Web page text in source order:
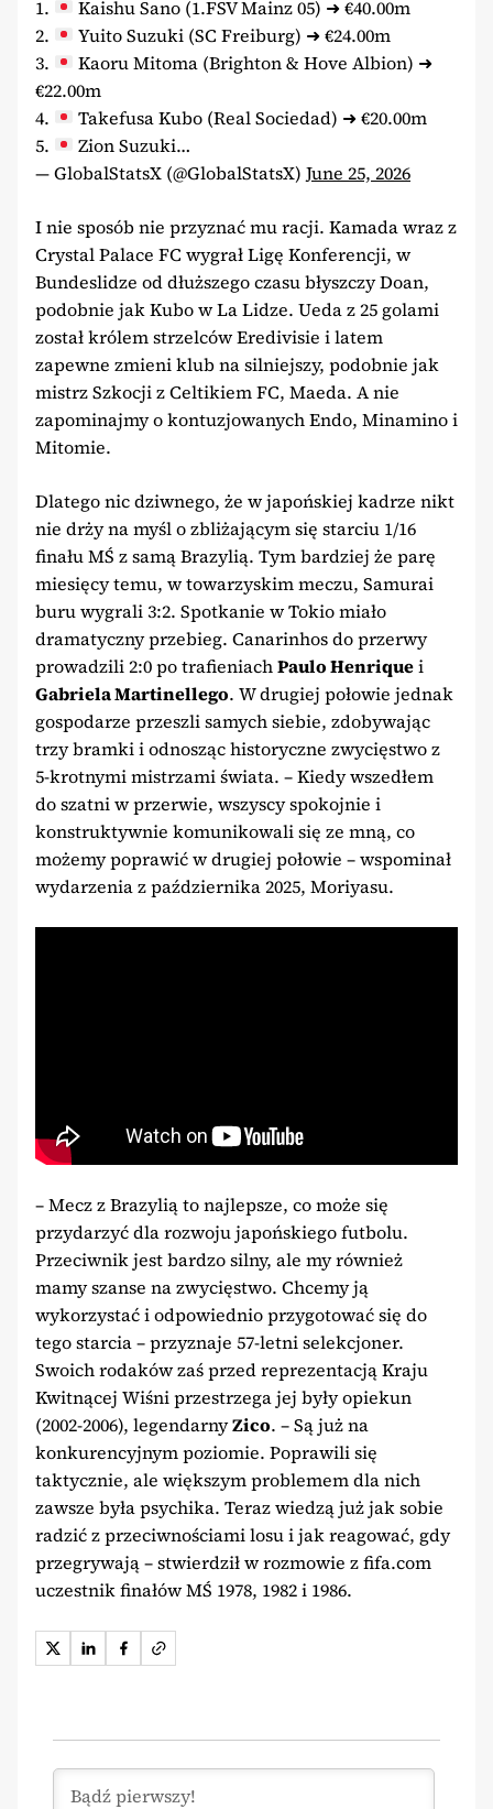
1.
Kaishu Sano (1.FSV Mainz 05) ➜ €40.00m
2.
Yuito Suzuki (SC Freiburg) ➜ €24.00m
3.
Kaoru Mitoma (Brighton & Hove Albion) ➜
€22.00m
4.
Takefusa Kubo (Real Sociedad) ➜ €20.00m
5.
Zion Suzuki…
— GlobalStatsX (@GlobalStatsX) June 25, 2026
I nie sposób nie przyznać mu racji. Kamada wraz z
Crystal Palace FC wygrał Ligę Konferencji, w
Bundeslidze od dłuższego czasu błyszczy Doan,
podobnie jak Kubo w La Lidze. Ueda z 25 golami
został królem strzelców Eredivisie i latem
zapewne zmieni klub na silniejszy, podobnie jak
mistrz Szkocji z Celtikiem FC, Maeda. A nie
zapominajmy o kontuzjowanych Endo, Minamino i
Mitomie.
Dlatego nic dziwnego, że w japońskiej kadrze nikt
nie drży na myśl o zbliżającym się starciu 1/16
finału MŚ z samą Brazylią. Tym bardziej że parę
miesięcy temu, w towarzyskim meczu, Samurai
buru wygrali 3:2. Spotkanie w Tokio miało
dramatyczny przebieg. Canarinhos do przerwy
prowadzili 2:0 po trafieniachPaulo Henriquei
Gabriela Martinellego. W drugiej połowie jednak
gospodarze przeszli samych siebie, zdobywając
trzy bramki i odnosząc historyczne zwycięstwo z
5-krotnymi mistrzami świata. – Kiedy wszedłem
do szatni w przerwie, wszyscy spokojnie i
konstruktywnie komunikowali się ze mną, co
możemy poprawić w drugiej połowie – wspominał
wydarzenia z października 2025, Moriyasu.
– Mecz z Brazylią to najlepsze, co może się
przydarzyć dla rozwoju japońskiego futbolu.
Przeciwnik jest bardzo silny, ale my również
mamy szanse na zwycięstwo. Chcemy ją
wykorzystać i odpowiednio przygotować się do
tego starcia – przyznaje 57-letni selekcjoner.
Swoich rodaków zaś przed reprezentacją Kraju
Kwitnącej Wiśni przestrzega jej były opiekun
(2002-2006), legendarnyZico. – Są już na
konkurencyjnym poziomie. Poprawili się
taktycznie, ale większym problemem dla nich
zawsze była psychika. Teraz wiedzą już jak sobie
radzić z przeciwnościami losu i jak reagować, gdy
przegrywają – stwierdził w rozmowie z fifa.com
uczestnik finałów MŚ 1978, 1982 i 1986.